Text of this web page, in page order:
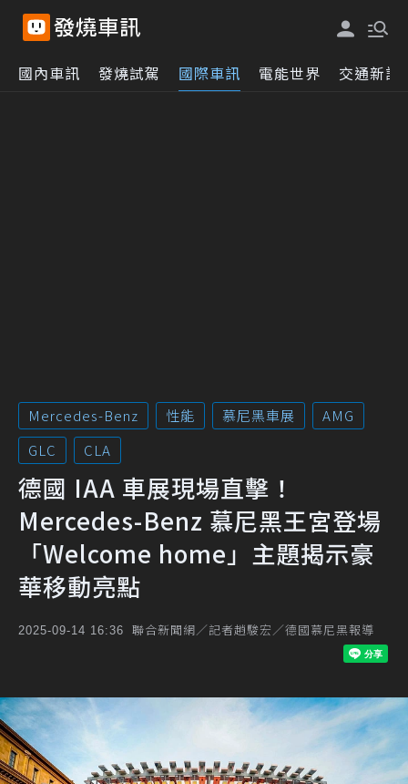
國內車訊 發燒試駕 國際車訊 電能世界 交通新訊
Mercedes-Benz 性能 慕尼黑車展
AMG
GLC
CLA
德國 IAA 車展現場直擊！
Mercedes-Benz 慕尼黑王宮登場
「Welcome home」主題揭示豪
華移動亮點
2025-09-14 16:36 聯合新聞網／記者趙駿宏／德國慕尼黑報導